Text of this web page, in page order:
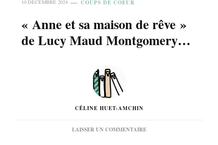
10 DÉCEMBRE 2024 COUPS DE COEUR
« Anne et sa maison de rêve »
de Lucy Maud Montgomery…
CÉLINE HUET-AMCHIN
LAISSER UN COMMENTAIRESUR